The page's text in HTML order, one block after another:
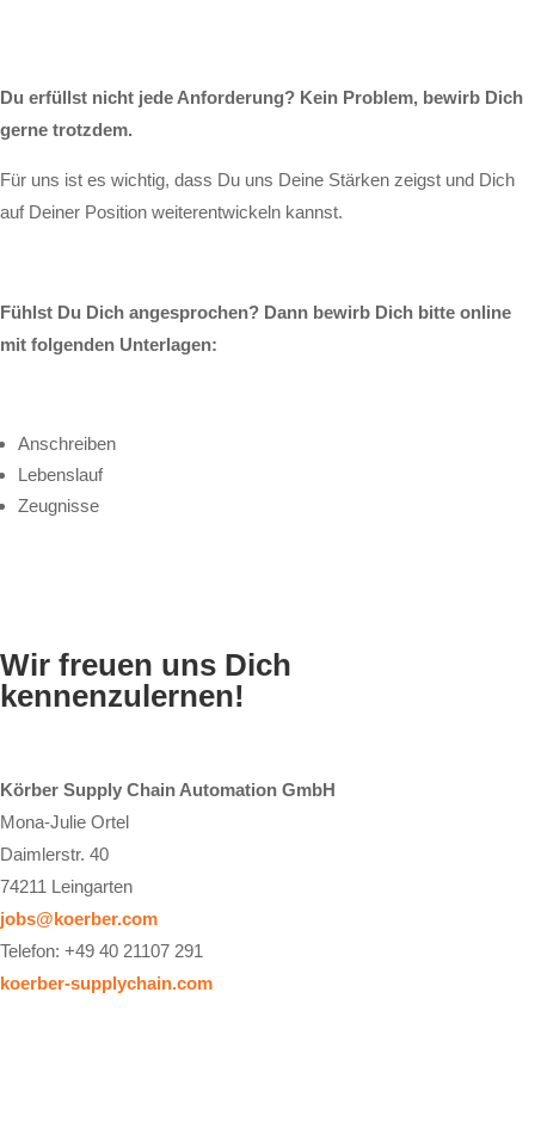
Du erfüllst nicht jede Anforderung? Kein Problem, bewirb Dich
gerne trotzdem.
Für uns ist es wichtig, dass Du uns Deine Stärken zeigst und Dich
auf Deiner Position weiterentwickeln kannst.
Fühlst Du Dich angesprochen? Dann bewirb Dich bitte online
mit folgenden Unterlagen:
Anschreiben
Lebenslauf
Zeugnisse
Wir freuen uns Dich
kennenzulernen!
Körber Supply Chain Automation GmbH
Mona-Julie Ortel
Daimlerstr. 40
74211 Leingarten
jobs@koerber.com
Telefon: +49 40 21107 291
koerber-supplychain.com